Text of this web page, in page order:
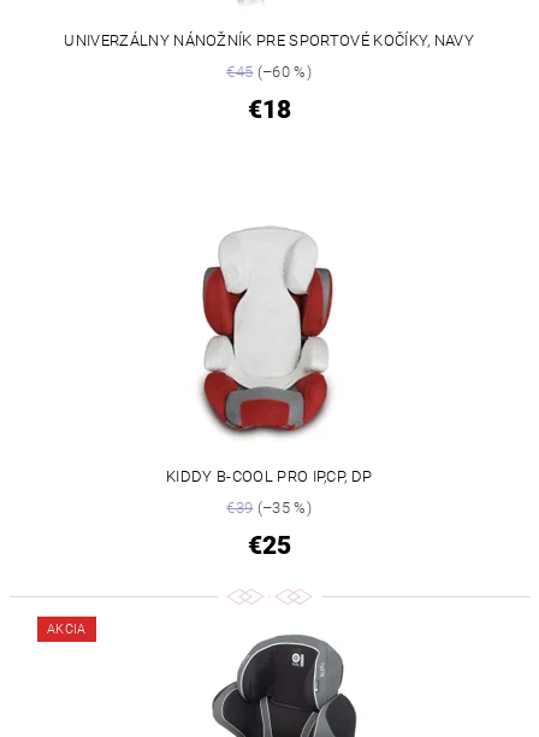
UNIVERZÁLNY NÁNOŽNÍK PRE SPORTOVÉ KOČÍKY, NAVY
€45(–60 %)
€18
KIDDY B-COOL PRO IP,CP, DP
€39(–35 %)
€25
AKCIA